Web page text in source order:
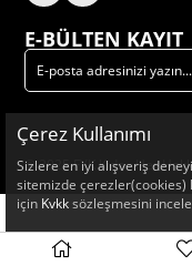
E-BÜLTEN KAYIT
© 2025 FYK Kids - Her
Çerez Kullanımı
Sizlere en iyi alışveriş
sitemizde çerezler(cookies)
için Kvkksözleşmesini